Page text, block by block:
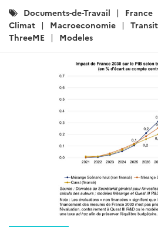
Catégories
:
Documents-de-Travail France
Climat
Macroeconomie
ThreeME
Modeles